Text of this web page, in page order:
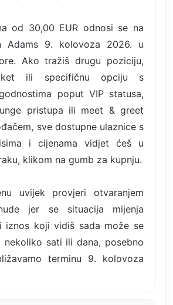
od 30,00 EUR odnosi se na
Adams 9. kolovoza 2026. u
Ako tražiš drugu poziciju,
ili specifičnu opciju s
poput VIP statusa,
pristupa ili meet & greet
sve dostupne ulaznice s
i cijenama vidjet ćeš u
klikom na gumb za kupnju.
uvijek provjeri otvaranjem
jer se situacija mijenja
iznos koji vidiš sada može se
nekoliko sati ili dana, posebno
terminu 9. kolovoza